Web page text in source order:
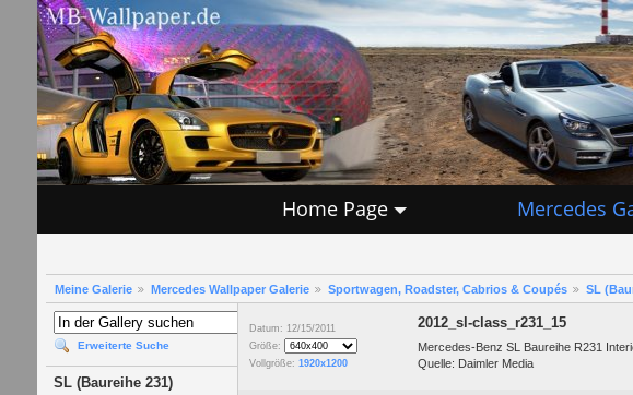
Home Page Mercedes
Meine Galerie Mercedes Wallpaper Galerie Sportwagen, Roadster, Cabrios & Coupés SL
Erweiterte Suche
SL (Baureihe 231)
Datum: 12/15/2011
Größe:
Vollgröße: 1920x1200
2012_sl-class_r231_15
Mercedes-Benz SL Baureihe R231
Quelle: Daimler Media